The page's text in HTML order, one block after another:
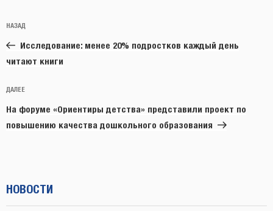
по
записям
Предыдущая
запись:
НАЗАД
Исследование: менее 20% подростков каждый день
читают книги
Следующая
запись
ДАЛЕЕ
На форуме «Ориентиры детства» представили проект по
повышению качества дошкольного образования
НОВОСТИ